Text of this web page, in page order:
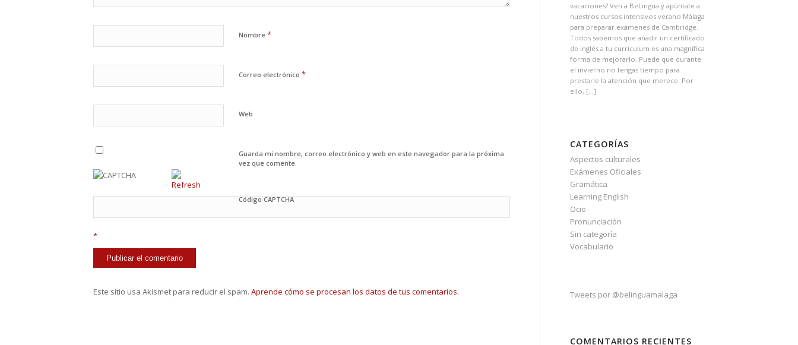
Nombre *
Correo electrónico *
Web
Guarda mi nombre, correo electrónico y web en este navegador para la próxima
vez que comente.
Código CAPTCHA
*
Este sitio usa Akismet para reducir el spam. Aprende cómo se procesan los datos de tus comentarios.
vacaciones? Ven a BeLingua y apúntate a
nuestros cursos intensivos verano Málaga
para preparar exámenes de Cambridge.
Todos sabemos que añadir un certificado
de inglés a tu currículum es una magnífica
forma de mejorarlo. Puede que durante
el invierno no tengas tiempo para
prestarle la atención que merece. Por
ello, […]
CATEGORÍAS
Aspectos culturales
Exámenes Oficiales
Gramática
Learning English
Ocio
Pronunciación
Sin categoría
Vocabulario
Tweets por @belinguamalaga
COMENTARIOS RECIENTES